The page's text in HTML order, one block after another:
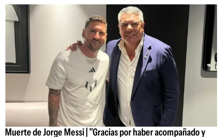
Muerte de Jorge Messi | "Gracias por haber acompañado y